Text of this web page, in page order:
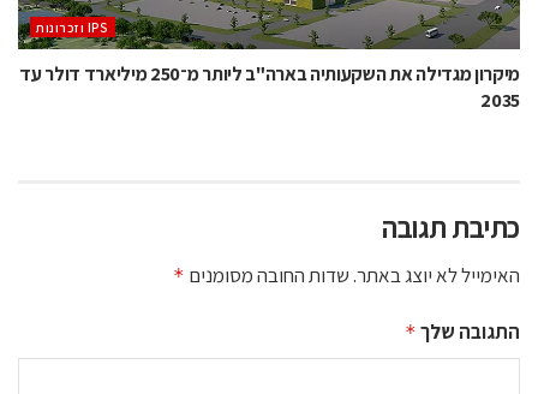
מיקרון מגדילה את השקעותיה בארה"ב ליותר מ־250 מיליארד דולר עד
2035
כתיבת תגובה
האימייל לא יוצג באתר.שדות החובה מסומנים *
התגובה שלך *